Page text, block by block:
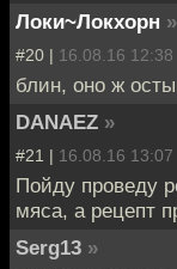
Локи~Локхорн »
#20 | 16.08.16 12:38
блин, оно ж
DANAEZ »
#21 | 16.08.16 13:07
Пойду проведу
мяса, а рецепт
Serg13 »